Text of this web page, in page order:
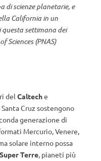
di scienze planetarie, e
California in un
settimana dei
Sciences (PNAS)
del Calteche
Santa Cruz sostengono
generazione di
Mercurio, Venere,
solare interno possa
Super Terre, pianeti più